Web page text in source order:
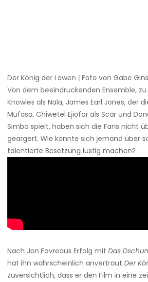
Der König der Löwen | Foto von Gabe
Von dem beeindruckenden Ensemble,
Knowles als Nala, James Earl Jones, der
Mufasa, Chiwetel Ejiofor als Scar und
Simba spielt, haben sich die Fans nicht
geärgert. Wie könnte sich jemand über
talentierte Besetzung lustig machen?
Nach Jon Favreaus Erfolg mit Das
hat ihn wahrscheinlich anvertraut Der
zuversichtlich, dass er den Film in eine